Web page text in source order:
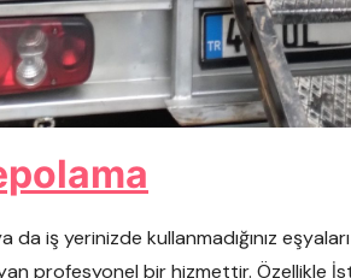
da iş yerinizde kullanmadığınız
profesyonel bir hizmettir. Özellikle